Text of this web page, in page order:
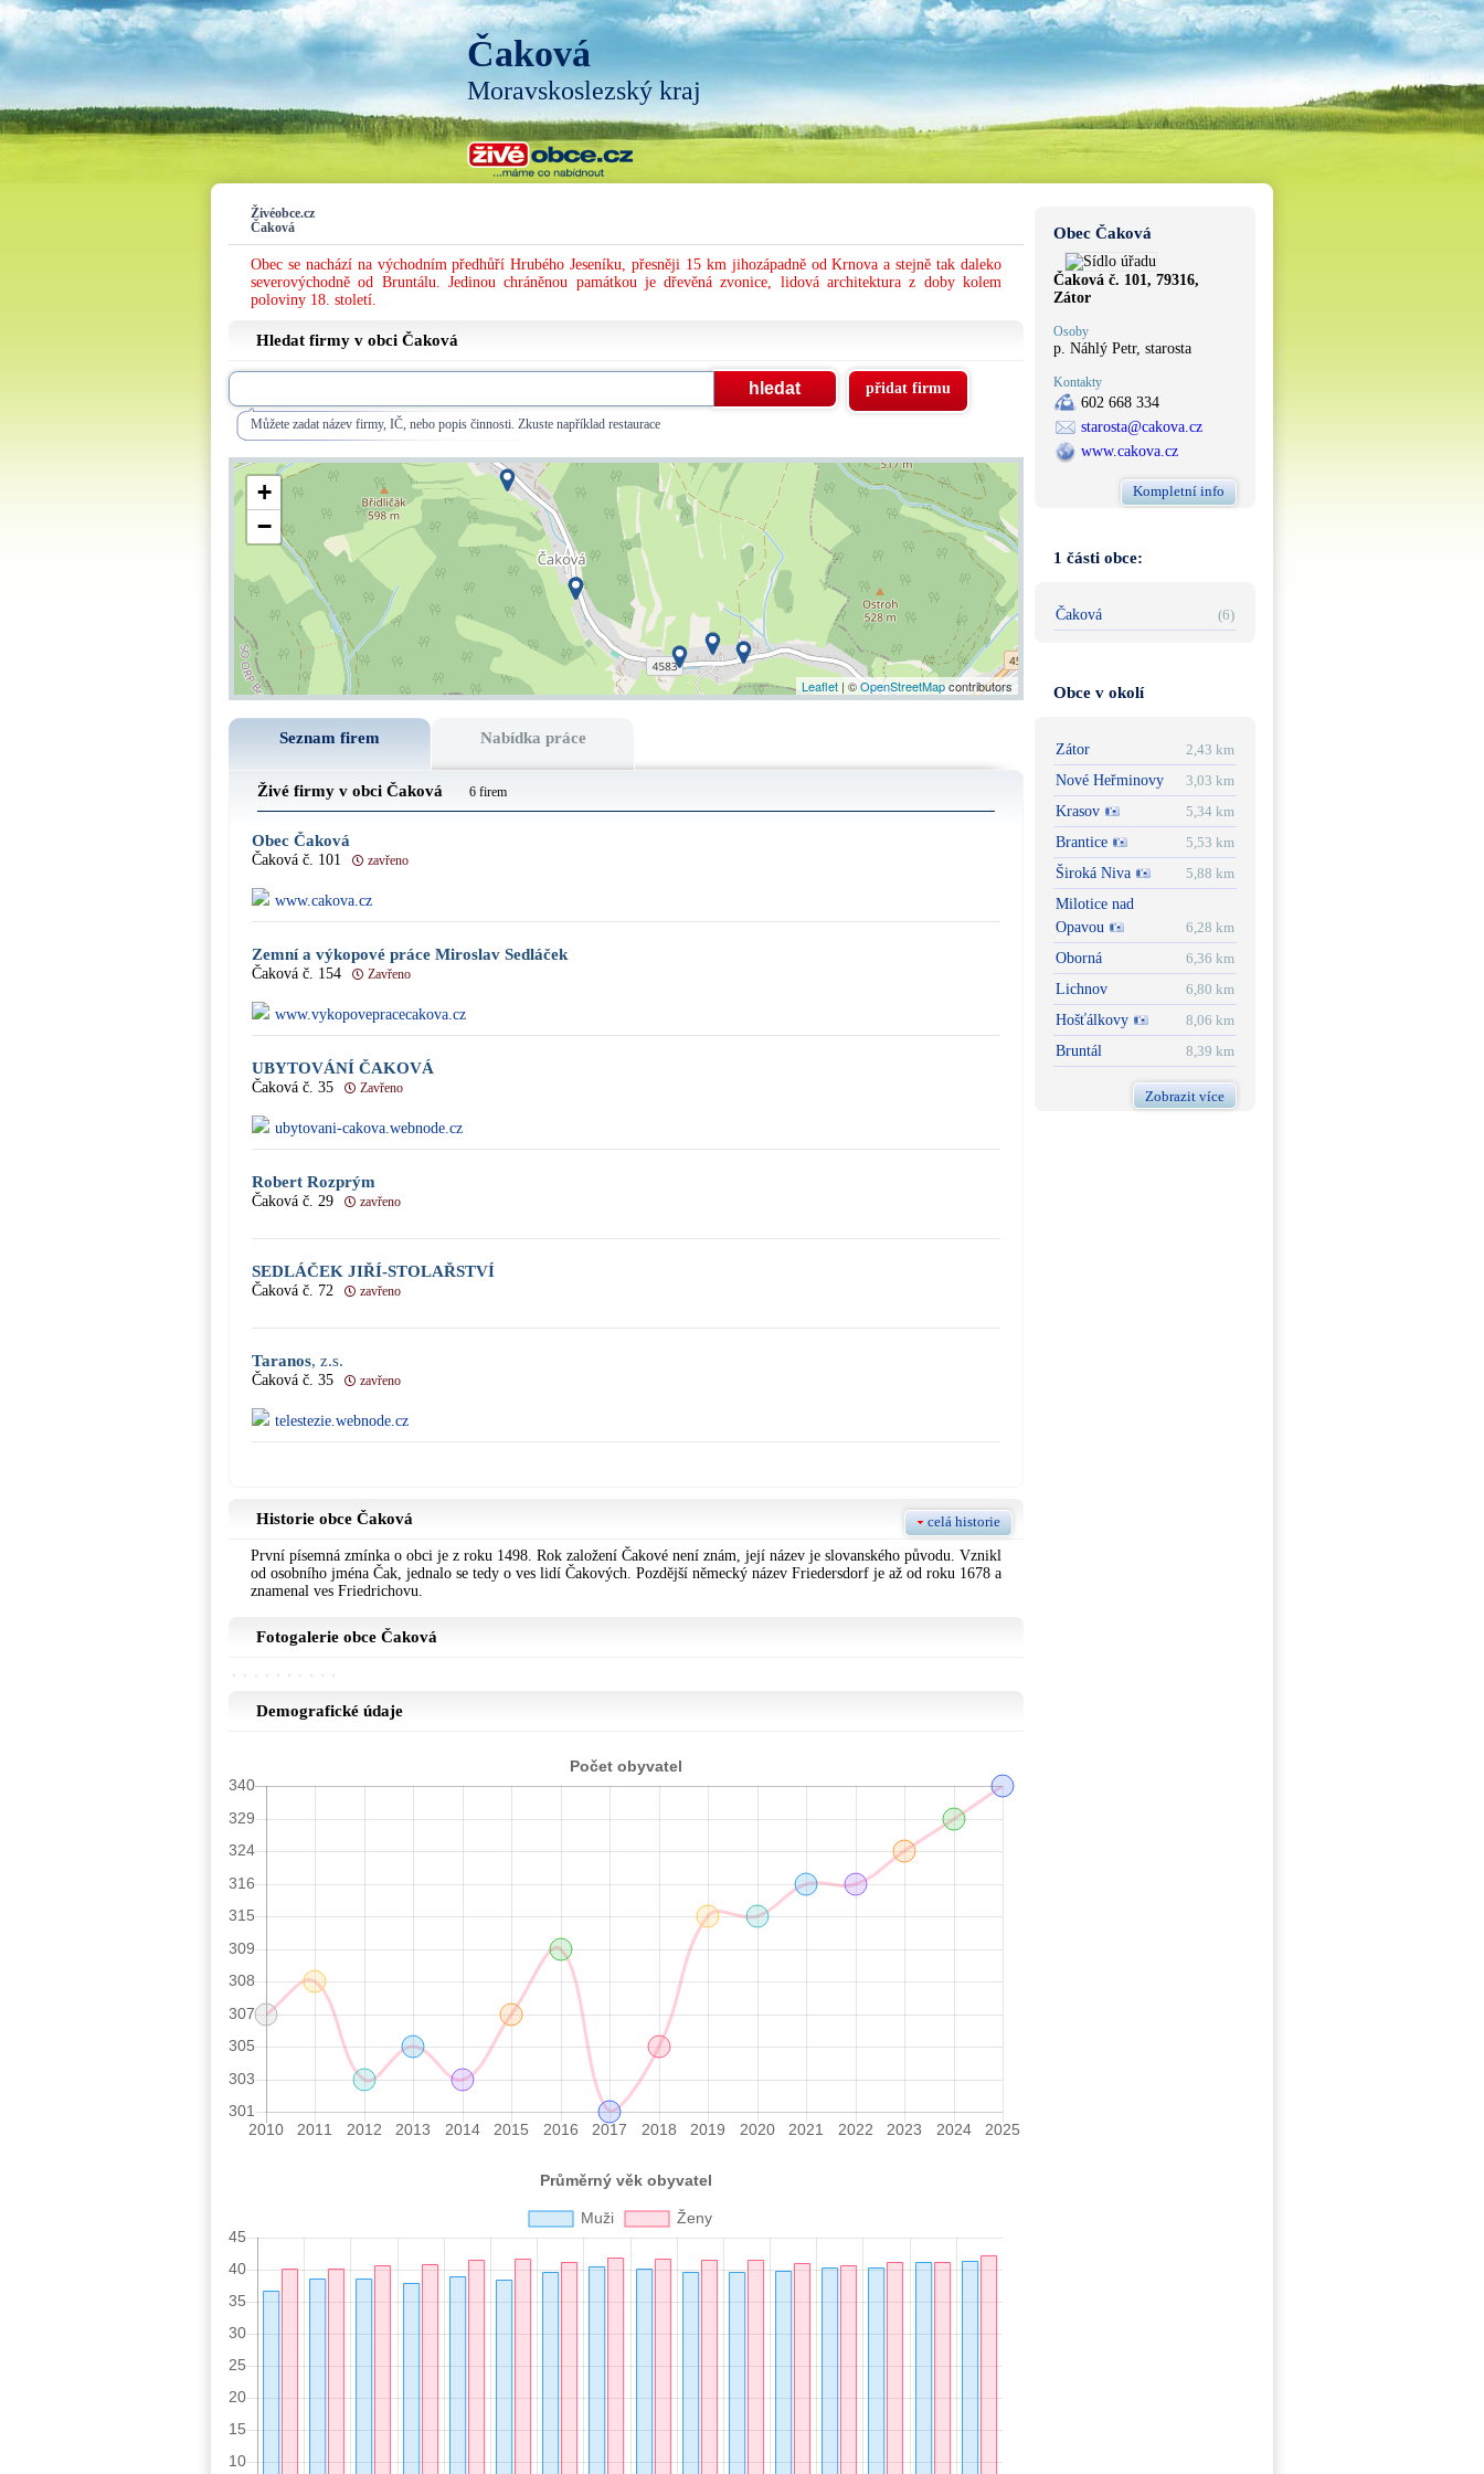
Čaková
Moravskoslezský kraj
Živéobce.cz
Čaková
Obec se nachází na východním předhůří Hrubého Jeseníku, přesněji 15 km jihozápadně od Krnova a stejně tak daleko
severovýchodně od Bruntálu. Jedinou chráněnou památkou je dřevěná zvonice, lidová architektura z doby kolem
poloviny 18. století.
Hledat firmy v obci Čaková
Můžete zadat název firmy, IČ, nebo popis činnosti. Zkuste například restaurace
přidat firmu
+
−
Leaflet | ©OpenStreetMapcontributors
Seznam firem Nabídka práce
Živé firmy v obci Čaková 6 firem
Obec Čaková
Čaková č. 101 zavřeno
www.cakova.cz
Zemní a výkopové práce Miroslav Sedláček
Čaková č. 154 Zavřeno
www.vykopovepracecakova.cz
UBYTOVÁNÍ ČAKOVÁ
Čaková č. 35 Zavřeno
ubytovani-cakova.webnode.cz
Robert Rozprým
Čaková č. 29 zavřeno
SEDLÁČEK JIŘÍ-STOLAŘSTVÍ
Čaková č. 72 zavřeno
Taranos, z.s.
Čaková č. 35 zavřeno
telestezie.webnode.cz
Historie obce Čaková celá historie
První písemná zmínka o obci je z roku 1498. Rok založení Čakové není znám, její název je slovanského původu. Vznikl
od osobního jména Čak, jednalo se tedy o ves lidí Čakových. Pozdější německý název Friedersdorf je až od roku 1678 a
znamenal ves Friedrichovu.
Fotogalerie obce Čaková
Demografické údaje
Obec Čaková
Čaková č. 101, 79316,
Zátor
Osoby
p. Náhlý Petr, starosta
Kontakty
602 668 334
starosta@cakova.cz
www.cakova.cz
Kompletní info
1 části obce:
Čaková (6)
Obce v okolí
Zátor
2,43 km
Nové Heřminovy
3,03 km
Krasov
5,34 km
Brantice
5,53 km
Široká Niva
5,88 km
Milotice nad
Opavou
6,28 km
Oborná
6,36 km
Lichnov
6,80 km
Hošťálkovy
8,06 km
Bruntál
8,39 km
Zobrazit více